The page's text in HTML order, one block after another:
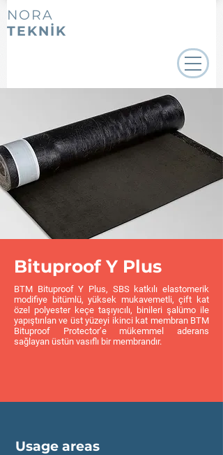
NORA
TEKNİK
Bituproof Y Plus
BTM Bituproof Y Plus, SBS katkılı elastomerik
modifiye bitümlü, yüksek mukavemetli, çift kat
özel polyester keçe taşıyıcılı, binileri şalümo ile
yapıştırılan ve üst yüzeyi ikinci kat membran BTM
Bituproof Protector’e mükemmel aderans
sağlayan üstün vasıflı bir membrandır.
Usage areas